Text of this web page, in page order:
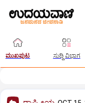
ಮುಖಪುಟ ಸುದ್ದಿ ವಿಭಾಗ